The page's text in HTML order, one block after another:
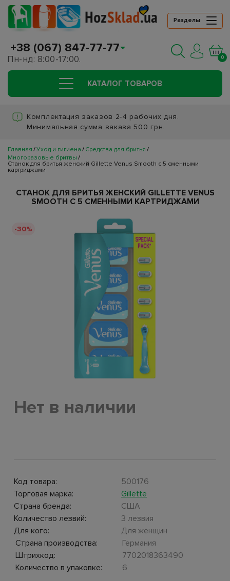
Разделы
+38 (067) 847-77-77
Пн-нд: 8:00-17:00. 0
КАТАЛОГ ТОВАРОВ
Комплектация заказов 2-4 рабочих дня.
Минимальная сумма заказа 500 грн.
Главная Уход и гигиена
Средства для бритья
Многоразовые бритвы
Станок для бритья женский Gillette Venus Smooth с 5 сменными
картриджами
СТАНОК ДЛЯ БРИТЬЯ ЖЕНСКИЙ GILLETTE VENUS
SMOOTH С 5 СМЕННЫМИ КАРТРИДЖАМИ
-30%
Нет в наличии
Код товара:
500176
Торговая марка:
Gillette
Страна бренда:
США
Количество лезвий:
3 лезвия
Для кого:
Для женщин
Страна производства:
Германия
Штрихкод:
7702018363490
Количество в упаковке:
6